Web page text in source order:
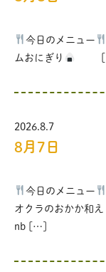
今日のメニュー
ムおにぎり
2026.8.7
8月7日
今日のメニュー
オクラのおかか和
nb […]